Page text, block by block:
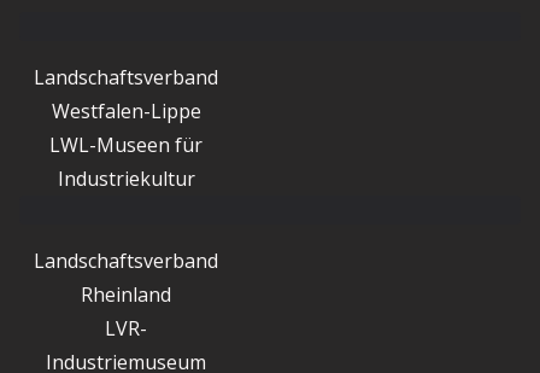
Landschaftsverband
Westfalen-Lippe
LWL-Museen für
Industriekultur
Landschaftsverband
Rheinland
LVR-
Industriemuseum